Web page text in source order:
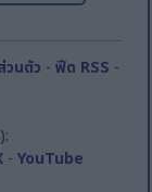
วนตัว -ฟีด RSS -
-YouTube